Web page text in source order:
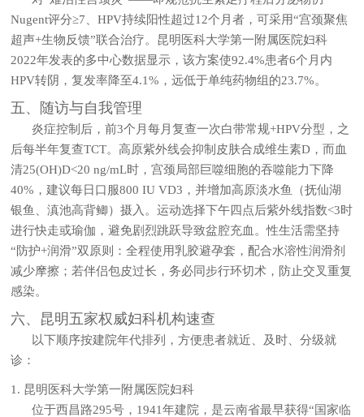
Nugent评分≥7、HPV持续阳性超过12个月者，可采用“宫颈聚焦
超声+生物反馈”联合治疗。昆明医科大学第一附属医院妇科
2022年发表的多中心数据显示，该方案使92.4%患者6个月内
HPV转阴，复发率降至4.1%，远低于单纯药物组的23.7%。
五、随访与自我管理
炎症控制后，前3个月每月复查一次白带常规+HPV分型，之
后每半年复查TCT。高原紫外线会抑制皮肤合成维生素D，而血
清25(OH)D<20 ng/mL时，宫颈局部巨噬细胞的吞噬能力下降
40%，建议每日口服800 IU VD3，并增加高原淡水鱼（抚仙湖
银鱼、滇池高背鲫）摄入。运动选择下午四点后紫外线指数<3时
进行快走或瑜伽，避免剧烈跳跃导致盆腔充血。性生活需坚持
“防护+润滑”双原则：全程使用乳胶避孕套，配合水溶性润滑剂
减少摩擦；若伴侣包皮过长，务必同步行环切术，防止交叉重复
感染。
六、昆明五家权威妇科机构速查
以下顺序按建院年代排列，方便患者就近、及时、分级就
诊：
1. 昆明医科大学第一附属医院妇科
位于西昌路295号，1941年建院，是云南省最早获得“国家临